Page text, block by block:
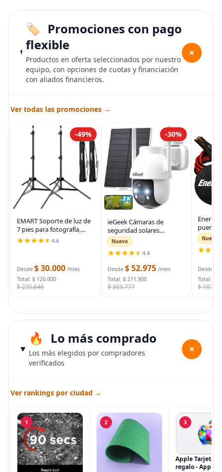
Promociones con pago
flexible
Productos en oferta seleccionados por nuestro
equipo, con opciones de cuotas y financiación
con aliados financieros.
+
Ver todas las promociones →
-49%
EMART Soporte de luz de
7 pies para fotografía,
soporte de trípode
portátil para fotos y
con funda de
4.6
Desde $ 30.000 /mes
Total: $ 120.000
$ 235.646
-30%
ieGeek Cámaras de
seguridad solares
inalámbricas para
exteriores, cámara WiFi 2K
para sistema de
seguridad del hogar,
cámara de vigilancia
Nuevo
4.4
Desde $ 52.975 /mes
Total: $ 211.900
$ 303.777
puente
auto,
para
bolsa
Nuevo
Desde
Total: $
$
Lo más comprado
Los más elegidos por compradores
verificados
+
Ver rankings por ciudad →
1 2 3
Apple Tarjeta
regalo - App